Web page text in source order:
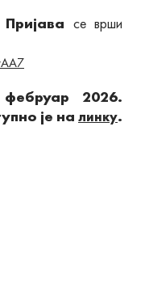
Пријава се врши
2026.
је на линку.